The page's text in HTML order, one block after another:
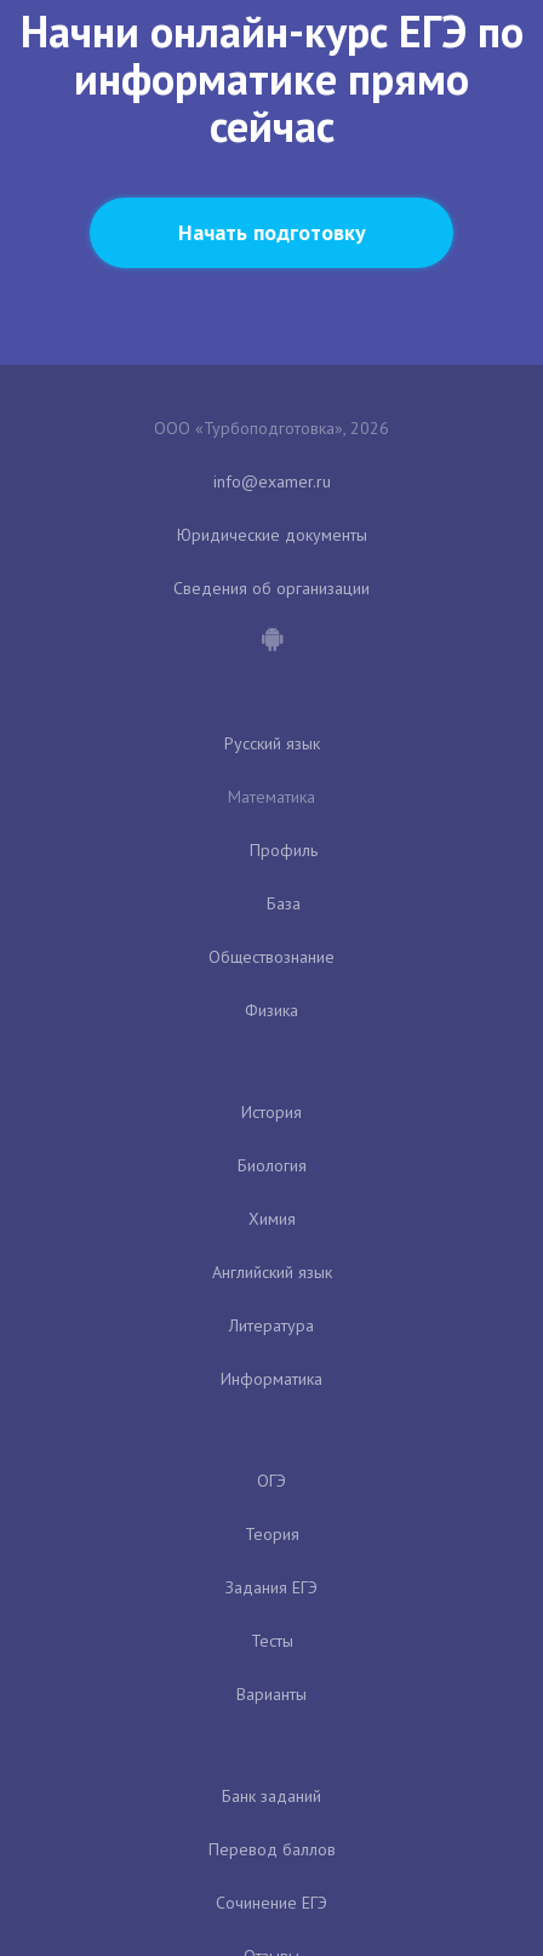
Начни онлайн-курс ЕГЭ по
информатике прямо
сейчас
Начать подготовку
ООО «Турбоподготовка», 2026
Юридические документы
Сведения об организации
Русский язык
Математика
Профиль
База
Обществознание
Физика
История
Биология
Химия
Английский язык
Литература
Информатика
ОГЭ
Теория
Задания ЕГЭ
Тесты
Варианты
Банк заданий
Перевод баллов
Сочинение ЕГЭ